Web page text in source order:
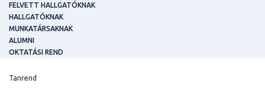
FELVETT HALLGATÓKNAK
HALLGATÓKNAK
MUNKATÁRSAKNAK
ALUMNI
OKTATÁSI REND
Tanrend